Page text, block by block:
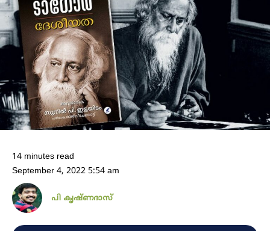
14 minutes read
September 4, 2022 5:54 am
പി കൃഷ്​ണദാസ്